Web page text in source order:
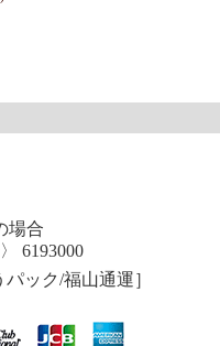
場合
6193000
ック/福山通運］